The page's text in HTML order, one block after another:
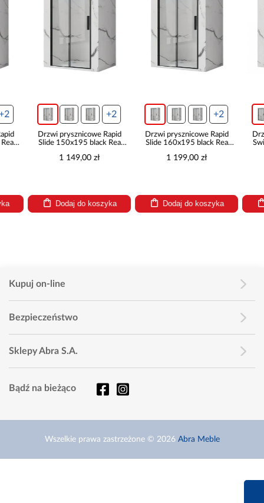
+2
Drzwi prysznicowe Rapid
Slide 150x195 black Rea
1 149,00 zł
Dodaj do koszyka
+2
Drzwi prysznicowe Rapid
Slide 160x195 black Rea
1 199,00 zł
Dodaj do koszyka
Drzwi
Swing
Kupuj on-line
Bezpieczeństwo
Sklepy Abra S.A.
Bądź na bieżąco
Wszelkie prawa zastrzeżone © 2026 Abra Meble